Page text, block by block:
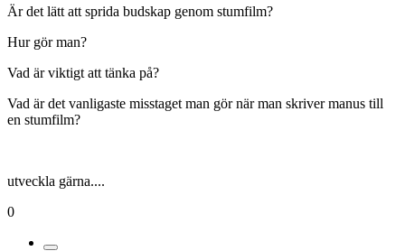
Är det lätt att sprida budskap genom stumfilm?
Hur gör man?
Vad är viktigt att tänka på?
Vad är det vanligaste misstaget man gör när man skriver manus till
en stumfilm?
utveckla gärna....
0